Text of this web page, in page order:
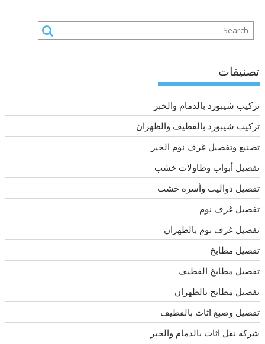
تصنيفات
تركيب شيبورد بالدمام والخبر
تركيب شيبورد بالقطيف والظهران
تصنيع وتفصيل غرف نوم الخبر
تفصيل أبواب وطاولات خشب
تفصيل دواليب وأسره خشب
تفصيل غرف نوم
تفصيل غرف نوم بالظهران
تفصيل مطابخ
تفصيل مطابخ القطيف
تفصيل مطابخ بالظهران
تفصيل وصبغ اثاث بالقطيف
شركة نقل اثاث بالدمام والخبر